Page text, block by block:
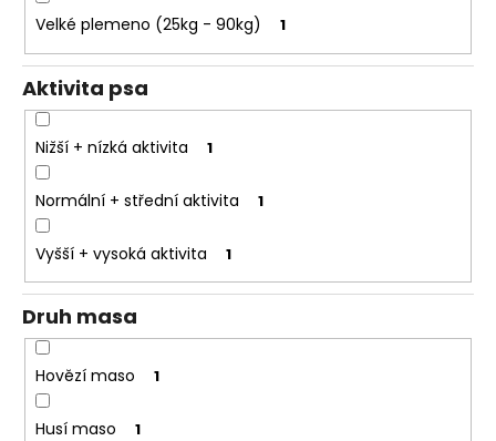
Velké plemeno (25kg - 90kg) 1
Aktivita psa
Nižší + nízká aktivita 1
Normální + střední aktivita 1
Vyšší + vysoká aktivita 1
Druh masa
Hovězí maso 1
Husí maso 1
D
o
p
o
u
č
u
m